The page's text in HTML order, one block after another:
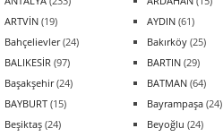
ARTVİN (19) AYDIN (61)
Bahçelievler(24) Bakırköy (25)
BALIKESİR (97) BARTIN (29)
Başakşehir(24) BATMAN (64)
BAYBURT (15) Bayrampaşa (24)
Beşiktaş (24) Beyoğlu (24)